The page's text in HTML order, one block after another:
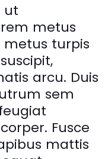
ut
metus
turpis
arcu. Duis
sem
Fusce
mattis